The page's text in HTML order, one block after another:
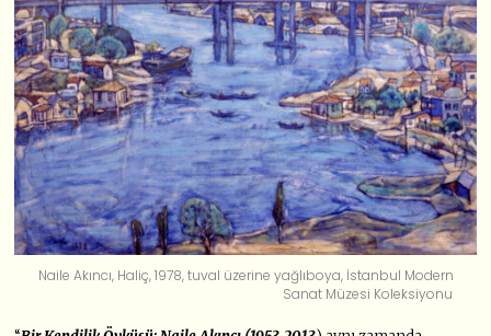
Naile Akıncı, Haliç, 1978, tuval üzerine yağlıboya, İstanbul Modern
Sanat Müzesi Koleksiyonu